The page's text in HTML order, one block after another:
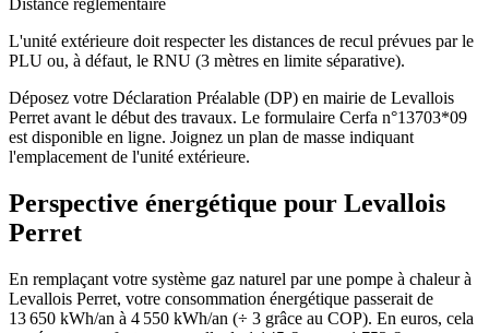
Distance réglementaire
L'unité extérieure doit respecter les distances de recul prévues par le
PLU ou, à défaut, le RNU (3 mètres en limite séparative).
Déposez votre Déclaration Préalable (DP) en mairie de Levallois
Perret avant le début des travaux. Le formulaire Cerfa n°13703*09
est disponible en ligne. Joignez un plan de masse indiquant
l'emplacement de l'unité extérieure.
Perspective énergétique pour Levallois
Perret
En remplaçant votre système gaz naturel par une pompe à chaleur à
Levallois Perret, votre consommation énergétique passerait de
13 650 kWh/an à 4 550 kWh/an (÷ 3 grâce au COP). En euros, cela